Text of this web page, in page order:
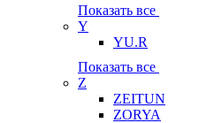
Показать все
Y
YU.R
Показать все
Z
ZEITUN
ZORYA